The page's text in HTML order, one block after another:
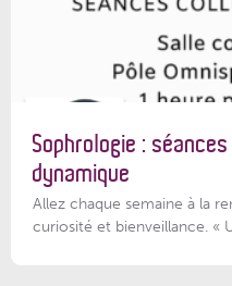
Sophrologie :
dynamique
Allez chaque semaine à la
curiosité et bienveillance. «